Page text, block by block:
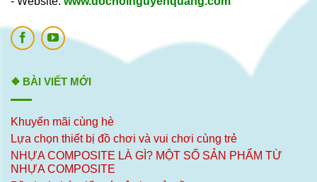
❖ BÀI VIẾT MỚI
Khuyến mãi cùng hè
Lựa chọn thiết bị đồ chơi và vui chơi cùng trẻ
NHỰA COMPOSITE LÀ GÌ? MỘT SỐ SẢN PHẨM TỪ
NHỰA COMPOSITE